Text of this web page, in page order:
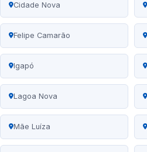
Cidade Nova
Felipe Camarão
Igapó
Lagoa Nova
Mãe Luíza